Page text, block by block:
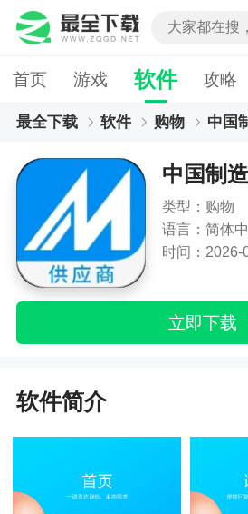
首页 游戏 软件 攻略
最全下载 软件 购物 中国
中国制
类型：购物
语言：简体
时间：2026-
立即下载
软件简介